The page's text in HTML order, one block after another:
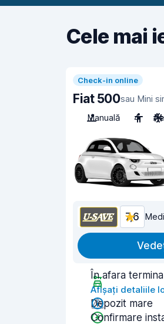
Cele mai
Check-in online
Fiat 500sau Mini
Manuală
4
7,6
În afara
Afișați detaliile
Depozit mare
Confirmare